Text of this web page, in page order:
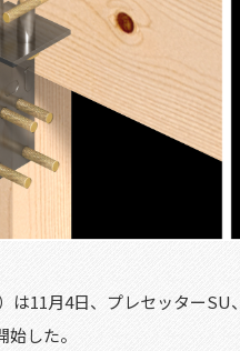
は11月4日、プレセッターSU
した。